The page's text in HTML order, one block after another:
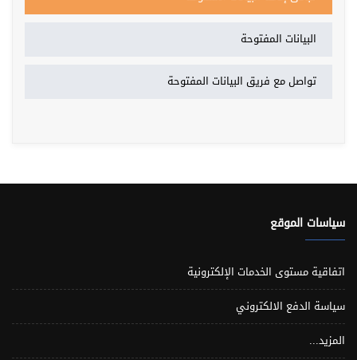
البيانات المفتوحة
تواصل مع فريق البيانات المفتوحة
سياسات الموقع
اتفاقية مستوى الخدمات الإلكترونية
سياسة الدفع الالكتروني
المزيد...